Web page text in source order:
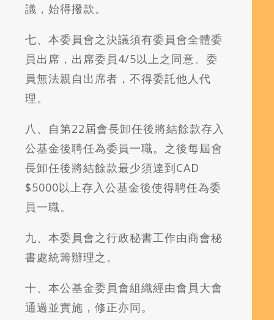
議，始得撥款。
七、本委員會之決議須有委員會全體委
員出席，出席委員4/5以上之同意。委
員無法親自出席者，不得委託他人代
理。
八、自第22屆會長卸任後將結餘款存入
公基金後聘任為委員一職。之後每屆會
長卸任後將結餘款最少須達到CAD
$5000以上存入公基金後使得聘任為委
員一職。
九、本委員會之行政秘書工作由商會秘
書處統籌辦理之。
十、本公基金委員會組織經由會員大會
通過並實施，修正亦同。